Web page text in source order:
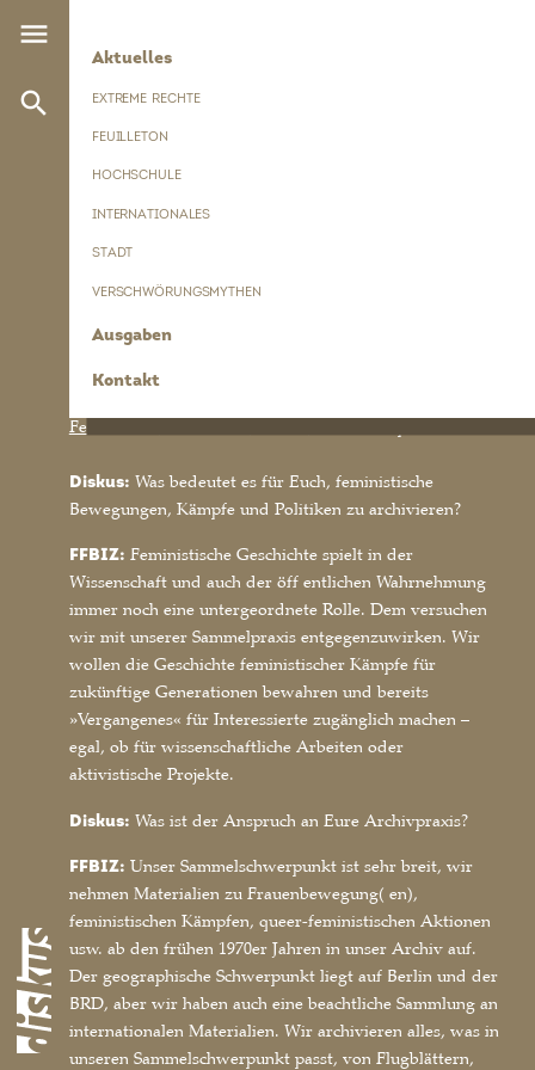
zummenu HAUPTNAVIGATION
Aktuelles
EXTREME RECHTE
FEUILLETON
HOCHSCHULE
INTERNATIONALES
STADT
VERSCHWÖRUNGSMYTHEN
Ausgaben
Kontakt
search
DAS FEMINISTISCHE ARCHIV
Feminismus
Diskus: Was bedeutet es für Euch, feministische
Bewegungen, Kämpfe und Politiken zu archivieren?
FFBIZ: Feministische Geschichte spielt in der
Wissenschaft und auch der öff entlichen Wahrnehmung
immer noch eine untergeordnete Rolle. Dem versuchen
wir mit unserer Sammelpraxis entgegenzuwirken. Wir
wollen die Geschichte feministischer Kämpfe für
zukünftige Generationen bewahren und bereits
»Vergangenes« für Interessierte zugänglich machen –
egal, ob für wissenschaftliche Arbeiten oder
aktivistische Projekte.
Diskus: Was ist der Anspruch an Eure Archivpraxis?
FFBIZ: Unser Sammelschwerpunkt ist sehr breit, wir
nehmen Materialien zu Frauenbewegung( en),
feministischen Kämpfen, queer-feministischen Aktionen
usw. ab den frühen 1970er Jahren in unser Archiv auf.
Der geographische Schwerpunkt liegt auf Berlin und der
BRD, aber wir haben auch eine beachtliche Sammlung an
internationalen Materialien. Wir archivieren alles, was in
unseren Sammelschwerpunkt passt, von Flugblättern,